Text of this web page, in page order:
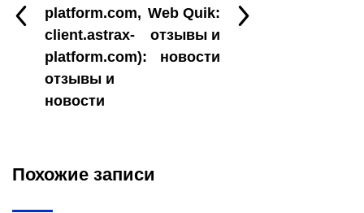
platform.com,
client.astrax-
platform.com):
отзывы и
новости
Web Quik:
отзывы и
новости
Похожие записи